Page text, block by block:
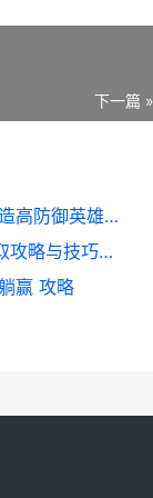
下一篇 »
王者荣耀多少防御好 实战解析 打造高防御英雄攻略
王者荣耀如何搞个铜标呢 铜标获取攻略与技巧解析
赢 攻略